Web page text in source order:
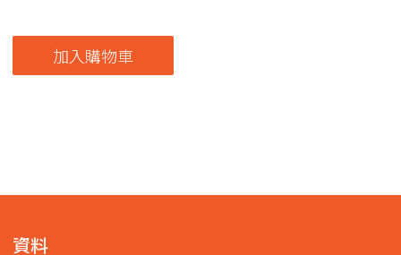
加入購物車
資料